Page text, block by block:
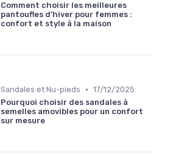
Comment choisir les meilleures
pantoufles d’hiver pour femmes :
confort et style à la maison
Sandales et Nu-pieds • 17/12/2025
Pourquoi choisir des sandales à
semelles amovibles pour un confort
sur mesure